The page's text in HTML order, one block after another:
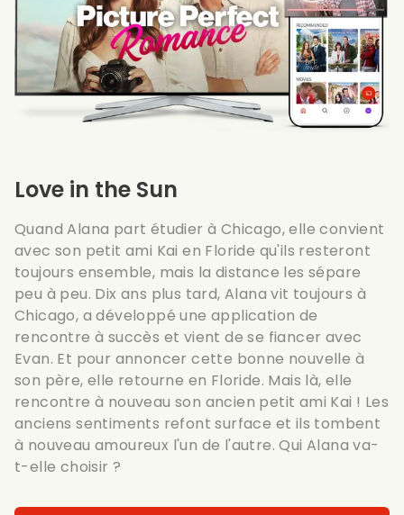
Love in the Sun
Quand Alana part étudier à Chicago, elle convient
avec son petit ami Kai en Floride qu'ils resteront
toujours ensemble, mais la distance les sépare
peu à peu. Dix ans plus tard, Alana vit toujours à
Chicago, a développé une application de
rencontre à succès et vient de se fiancer avec
Evan. Et pour annoncer cette bonne nouvelle à
son père, elle retourne en Floride. Mais là, elle
rencontre à nouveau son ancien petit ami Kai ! Les
anciens sentiments refont surface et ils tombent
à nouveau amoureux l'un de l'autre. Qui Alana va-
t-elle choisir ?